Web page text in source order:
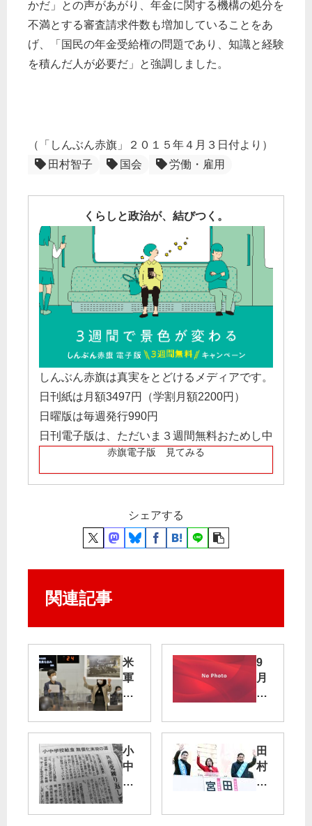
かだ」との声があがり、年金に関する機構の処分を
不満とする審査請求件数も増加していることをあ
げ、「国民の年金受給権の問題であり、知識と経験
を積んだ人が必要だ」と強調しました。
（「しんぶん赤旗」２０１５年４月３日付より）
田村智子
国会 労働・雇用
くらしと政治が、結びつく。
しんぶん赤旗は真実をとどけるメディアです。
日刊紙は月額3497円（学割月額2200円）
日曜版は毎週発行990円
日刊電子版は、ただいま３週間無料おためし中
赤旗電子版 見てみる
シェアする
関連記事
米
軍
横
基
撤
去
求
よ
9
月
の
区
物
価
、
％
小
中
学
給
田
村
委
長